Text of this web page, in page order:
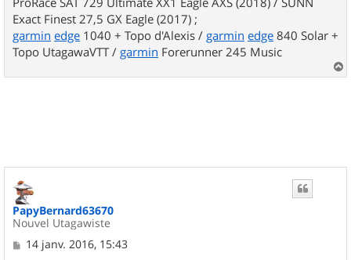
Exact Finest 27,5 GX Eagle (2017) ;
garmin edge 1040 + Topo d'Alexis / garmin edge 840 Solar +
Topo UtagawaVTT / garmin Forerunner 245 Music
a
PapyBernard63670
Nouvel Utagawiste
M14 janv. 2016, 15:43